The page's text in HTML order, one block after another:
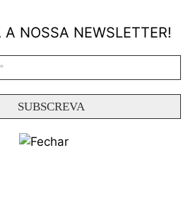
A NOSSA NEWSLETTER!